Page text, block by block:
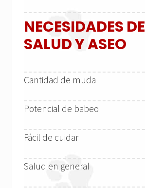
NECESIDADES DE
SALUD Y ASEO
Cantidad de muda
Potencial de babeo
Fácil de cuidar
Salud en general